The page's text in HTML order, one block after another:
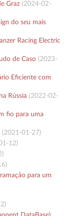
Graz(2024-02-
do seu mais
Racing Electric
de Caso(2023-
Eficiente com
Rússia (2022-02-
fio para uma
(2021-01-27)
12)
)
)
para um
)